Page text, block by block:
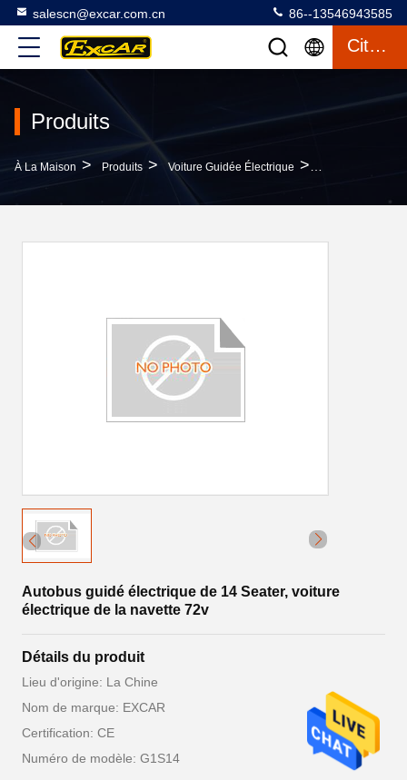
salescn@excar.com.cn 86--13546943585
Citation
Produits
À La Maison > Produits > Voiture Guidée Électrique >
Autobus guidé électrique de 14 Seater, voiture
électrique de la navette 72v
Détails du produit
Lieu d'origine: La Chine
Nom de marque: EXCAR
Certification: CE
Numéro de modèle: G1S14